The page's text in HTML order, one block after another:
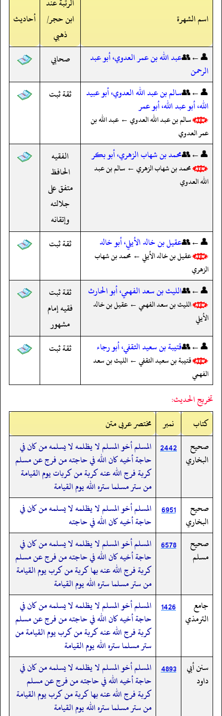
اسم الشهرة
ابن حجر/
ذهبي
أحاديث
👤←👥عبد الله بن عمر العدوي، أبو عبد
الرحمن
صحابي
👤←👥سالم بن عبد الله العدوي، أبو عبيد
الله، أبو عبد الله، أبو عمر
سالم بن عبد الله العدوي ← عبد الله بن
عمر العدوي
ثقة ثبت
👤←👥محمد بن شهاب الزهري، أبو بكر
محمد بن شهاب الزهري ← سالم بن عبد
الله العدوي
الفقيه
الحافظ
متفق على
جلالته
وإتقانه
👤←👥عقيل بن خالد الأيلي، أبو خالد
عقيل بن خالد الأيلي ← محمد بن شهاب
الزهري
ثقة ثبت
👤←👥الليث بن سعد الفهمي، أبو الحارث
الليث بن سعد الفهمي ← عقيل بن خالد
الأيلي
ثقة ثبت
فقيه إمام
مشهور
👤←👥قتيبة بن سعيد الثقفي، أبو رجاء
قتيبة بن سعيد الثقفي ← الليث بن سعد
الفهمي
ثقة ثبت
تخريج الحديث:
کتاب
نمبر
مختصر عربی متن
صحيح
البخاري
2442 المسلم أخو المسلم لا يظلمه لا يسلمه من كان في
حاجة أخيه كان الله في حاجته من فرج عن مسلم
كربة فرج الله عنه كربة من كربات يوم القيامة
من ستر مسلما ستره الله يوم القيامة
صحيح
البخاري
6951
المسلم أخو المسلم لا يظلمه لا يسلمه من كان في
حاجة أخيه كان الله في حاجته
صحيح
مسلم
6578
المسلم أخو المسلم لا يظلمه لا يسلمه من كان في
حاجة أخيه كان الله في حاجته من فرج عن مسلم
كربة فرج الله عنه بها كربة من كرب يوم القيامة
من ستر مسلما ستره الله يوم القيامة
جامع
الترمذي
1426
المسلم أخو المسلم لا يظلمه لا يسلمه من كان في
حاجة أخيه كان الله في حاجته من فرج عن مسلم
كربة فرج الله عنه كربة من كرب يوم القيامة من
ستر مسلما ستره الله يوم القيامة
سنن أبي
داود
4893
المسلم أخو المسلم لا يظلمه لا يسلمه من كان في
حاجة أخيه الله في حاجته من فرج عن مسلم
كربة فرج الله عنه بها كربة من كرب يوم القيامة
من ستر مسلما ستره الله يوم القيامة